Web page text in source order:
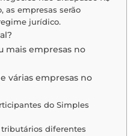
as empresas serão
jurídico.
mais empresas no
várias empresas no
do Simples
diferentes